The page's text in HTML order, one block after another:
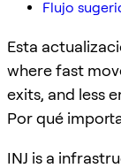
Flujo
Esta
where fast
exits, and less
Por qué
INJ is a